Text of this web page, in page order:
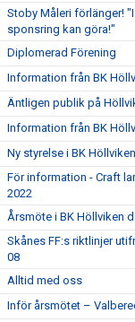
Stoby Måleri förlänger!
sponsring kan göra!"
Diplomerad Förening
Information från BK
Äntligen publik på
Information från BK
Ny styrelse i BK Höllviken
För information - Craft
2022
Årsmöte i BK Höllviken
Skånes FF:s riktlinjer
08
Alltid med oss
Inför årsmötet –